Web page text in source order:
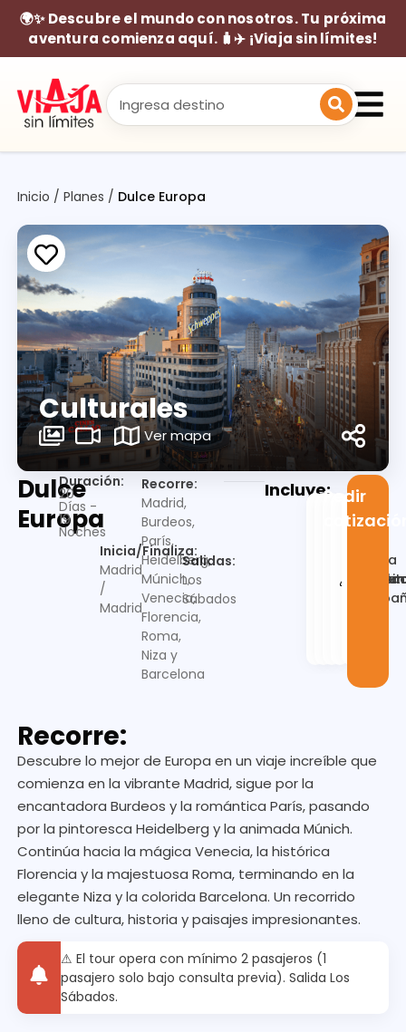
🌍✨ Descubre el mundo con nosotros. Tu próxima
aventura comienza aquí. 🧳✈️ ¡Viaja sin límites!
Inicio /Planes / Dulce Europa
Culturales
Ver mapa
Dulce
Europa
Duración:
20
Días -
19
Noches
Inicia/Finaliza:
Madrid
/
Madrid
Recorre:
Madrid,
Burdeos,
París,
Heidelberg,
Múnich,
Venecia,
Florencia,
Roma,
Niza y
Barcelona
Salidas:
Los
Sábados
Incluye:
Guia
Pedir
Recorre:
Descubre lo mejor de Europa en un viaje increíble que
comienza en la vibrante Madrid, sigue por la
encantadora Burdeos y la romántica París, pasando
por la pintoresca Heidelberg y la animada Múnich.
Continúa hacia la mágica Venecia, la histórica
Florencia y la majestuosa Roma, terminando en la
elegante Niza y la colorida Barcelona. Un recorrido
lleno de cultura, historia y paisajes impresionantes.
⚠ El tour opera con mínimo 2 pasajeros (1
pasajero solo bajo consulta previa). Salida Los
Sábados.